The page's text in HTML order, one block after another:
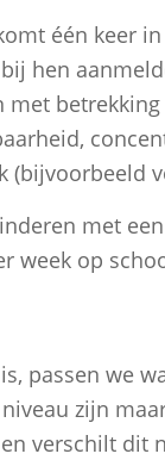
één keer
hen
(bijvoorbeeld
met
week op
passen we
zijn
verschilt dit